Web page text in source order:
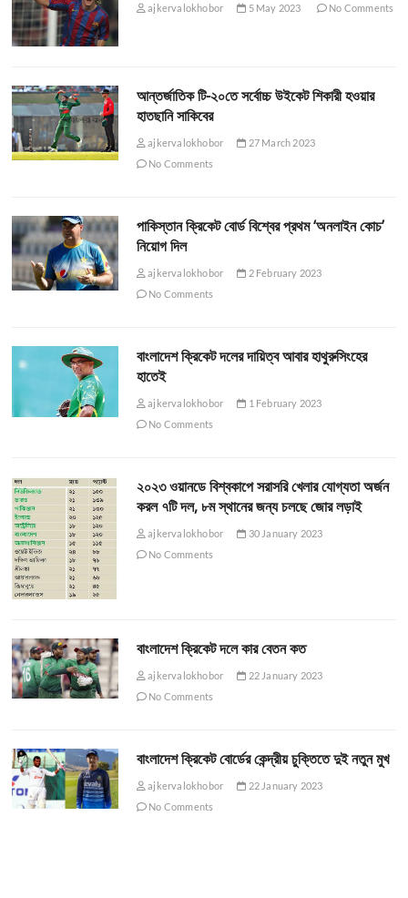
ajkervalokhobor 5 May 2023 No Comments
আন্তর্জাতিক টি-২০তে সর্বোচ্চ উইকেট শিকারী হওয়ার
হাতছানি সাকিবের
ajkervalokhobor
27 March 2023
No Comments
পাকিস্তান ক্রিকেট বোর্ড বিশ্বের প্রথম ‘অনলাইন কোচ’
নিয়োগ দিল
ajkervalokhobor
2 February 2023
No Comments
বাংলাদেশ ক্রিকেট দলের দায়িত্ব আবার হাথুরুসিংহের
হাতেই
ajkervalokhobor
1 February 2023
No Comments
২০২৩ ওয়ানডে বিশ্বকাপে সরাসরি খেলার যোগ্যতা অর্জন
করল ৭টি দল, ৮ম স্থানের জন্য চলছে জোর লড়াই
ajkervalokhobor
30 January 2023
No Comments
বাংলাদেশ ক্রিকেট দলে কার বেতন কত
ajkervalokhobor
22 January 2023
No Comments
বাংলাদেশ ক্রিকেট বোর্ডের কেন্দ্রীয় চুক্তিতে দুই নতুন মুখ
ajkervalokhobor
22 January 2023
No Comments